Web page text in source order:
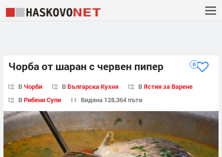
Чорба от шаран с червен пипер 0
ВЧорби ВБългарска Кухня ВЯстия за Варене
ВРибени Супи Видяна 128,364 пъти